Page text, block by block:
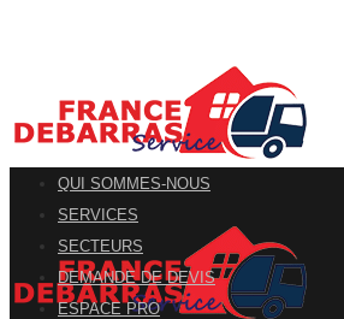
QUI SOMMES-NOUS
SERVICES
SECTEURS
DEMANDE DE DEVIS
ESPACE PRO